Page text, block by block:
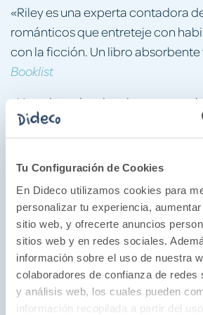
Tu Configuración de Cookies
En Dideco utilizamos cookies para
personalizar tu experiencia,
sitio web, y ofrecerte anuncios
sitios web y en redes sociales.
información sobre el uso de nuestra
colaboradores de confianza de redes
y análisis web, los cuales pueden
información recopilada a partir del
«Riley es una experta contadora
románticos que entreteje con
con la ficción. Un libro absorbente
Booklist
«Una pizca de misterio, un poco
ficción histórica y mucho drama
historia maravillosa. Una apuesta
Kate Morton, Kristin Hannah o
Los lectores opinan:
«Las Siete Hermanas siguen
conjunción de astrología,
romance... junto a unos
y sufrir a partes iguales».
Blog El cuervo de alas rotas